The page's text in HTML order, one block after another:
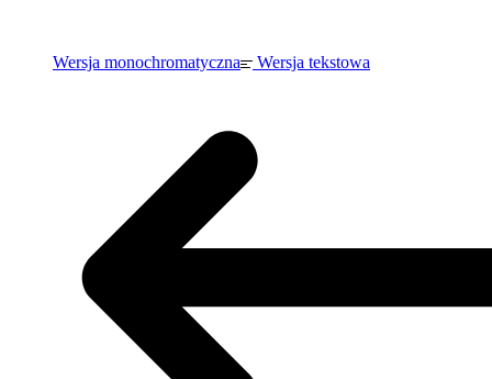
Wersja monochromatyczna Wersja tekstowa